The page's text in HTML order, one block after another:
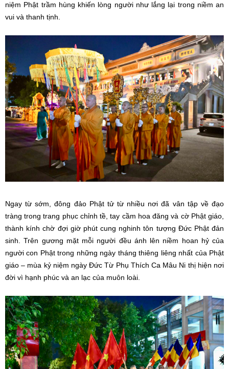
niệm Phật trầm hùng khiến lòng người như lắng lại trong niềm an
vui và thanh tịnh.
Ngay từ sớm, đông đảo Phật tử từ nhiều nơi đã vân tập về đạo
tràng trong trang phục chỉnh tề, tay cầm hoa đăng và cờ Phật giáo,
thành kính chờ đợi giờ phút cung nghinh tôn tượng Đức Phật đản
sinh. Trên gương mặt mỗi người đều ánh lên niềm hoan hỷ của
người con Phật trong những ngày tháng thiêng liêng nhất của Phật
giáo – mùa kỷ niệm ngày Đức Từ Phụ Thích Ca Mâu Ni thị hiện nơi
đời vì hạnh phúc và an lạc của muôn loài.